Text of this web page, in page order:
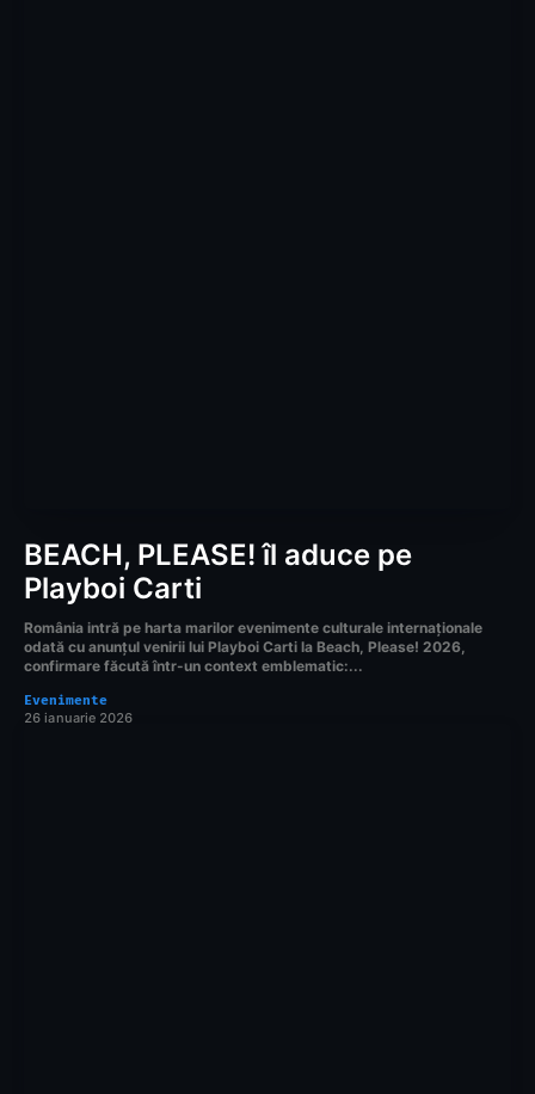
BEACH, PLEASE! îl aduce pe
Playboi Carti
România intră pe harta marilor evenimente culturale internaționale
odată cu anunțul venirii lui Playboi Carti la Beach, Please! 2026,
confirmare făcută într-un context emblematic:...
Evenimente
26 ianuarie 2026